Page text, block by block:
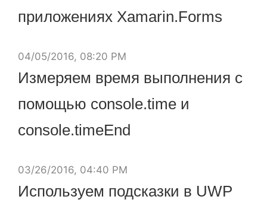
приложениях Xamarin.Forms
04/05/2016, 08:20 PM
Измеряем время выполнения с
помощью console.time и
console.timeEnd
03/26/2016, 04:40 PM
Используем подсказки в UWP